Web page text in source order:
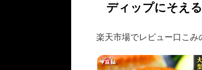
ディップにそえ
楽天市場でレビュー口こ